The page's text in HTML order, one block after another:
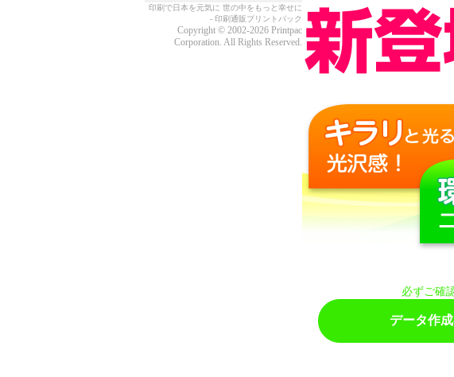
必ずご確
データ作
印刷で日本を元気に 世の中をもっと幸せに
- 印刷通販プリントパック
Copyright © 2002-2026 Printpac
Corporation. All Rights Reserved.